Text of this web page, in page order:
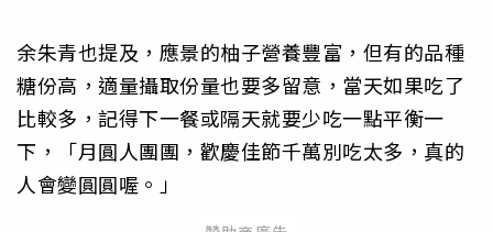
余朱青也提及，應景的柚子營養豐富，但有的品種
糖份高，適量攝取份量也要多留意，當天如果吃了
比較多，記得下一餐或隔天就要少吃一點平衡一
下，「月圓人團團，歡慶佳節千萬別吃太多，真的
人會變圓圓喔。」